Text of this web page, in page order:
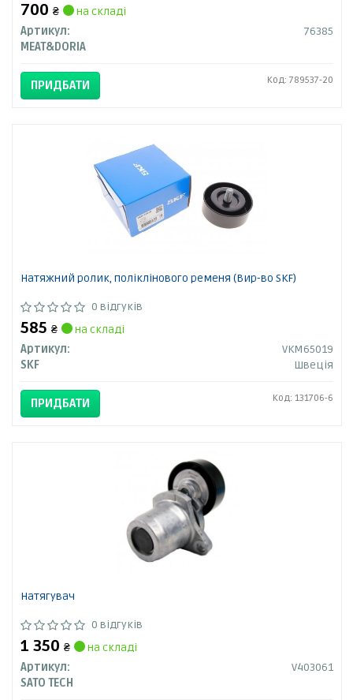
700 ₴
на складі
Артикул:
76385
MEAT&DORIA
ПРИДБАТИ Код: 789537-20
Натяжний ролик, поліклінового ременя (Вир-во SKF)
0 відгуків
585 ₴
на складі
Артикул:
VKM65019
SKF
Швеція
ПРИДБАТИ Код: 131706-6
Натягувач
0 відгуків
1 350 ₴
на складі
Артикул:
V403061
SATO TECH